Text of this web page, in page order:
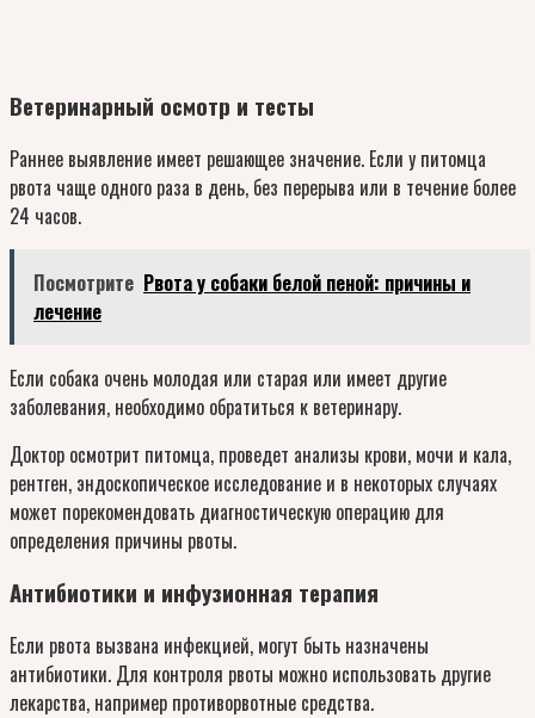
Ветеринарный осмотр и тесты
Раннее выявление имеет решающее значение. Если у питомца
рвота чаще одного раза в день, без перерыва или в течение более
24 часов.
Посмотрите Рвота у собаки белой пеной: причины и
лечение
Если собака очень молодая или старая или имеет другие
заболевания, необходимо обратиться к ветеринару.
Доктор осмотрит питомца, проведет анализы крови, мочи и кала,
рентген, эндоскопическое исследование и в некоторых случаях
может порекомендовать диагностическую операцию для
определения причины рвоты.
Антибиотики и инфузионная терапия
Если рвота вызвана инфекцией, могут быть назначены
антибиотики. Для контроля рвоты можно использовать другие
лекарства, например противорвотные средства.